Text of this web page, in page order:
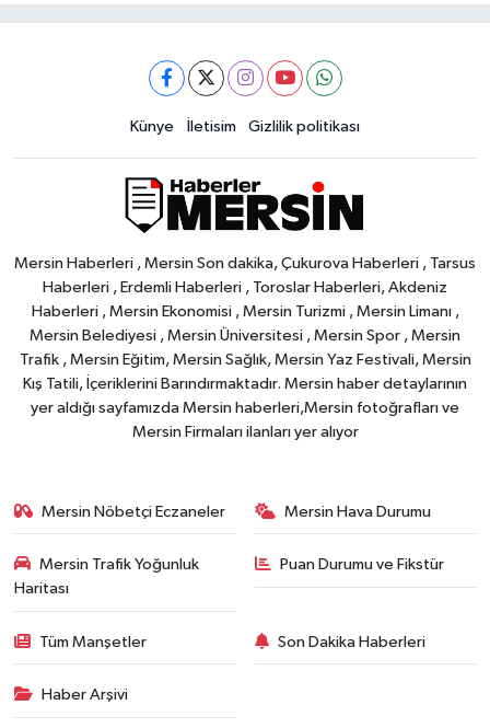
Künye İletisim Gizlilik politikası
Mersin Haberleri , Mersin Son dakika, Çukurova Haberleri , Tarsus
Haberleri , Erdemli Haberleri , Toroslar Haberleri, Akdeniz
Haberleri , Mersin Ekonomisi , Mersin Turizmi , Mersin Limanı ,
Mersin Belediyesi , Mersin Üniversitesi , Mersin Spor , Mersin
Trafik , Mersin Eğitim, Mersin Sağlık, Mersin Yaz Festivali, Mersin
Kış Tatili, İçeriklerini Barındırmaktadır. Mersin haber detaylarının
yer aldığı sayfamızda Mersin haberleri,Mersin fotoğrafları ve
Mersin Firmaları ilanları yer alıyor
Mersin Nöbetçi Eczaneler Mersin Hava Durumu
Mersin Trafik Yoğunluk
Haritası
Puan Durumu ve Fikstür
Tüm Manşetler Son Dakika Haberleri
Haber Arşivi